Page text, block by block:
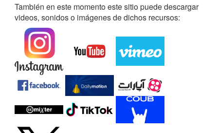
También en este momento este sitio puede descargar
videos, sonidos o imágenes de dichos recursos: